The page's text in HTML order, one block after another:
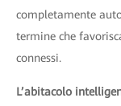
completamente
termine che
connessi.
L’abitacolo